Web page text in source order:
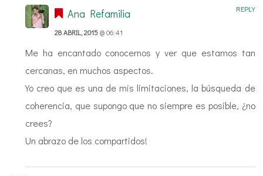
Ana Refamilia
28 ABRIL, 2015@ 06:41
Me ha encantado conocernos y ver que estamos tan
cercanas, en muchos aspectos.
Yo creo que es una de mis limitaciones, la búsqueda de
coherencia, que supongo que no siempre es posible, ¿no
crees?
Un abrazo de los compartidos!
REPLY